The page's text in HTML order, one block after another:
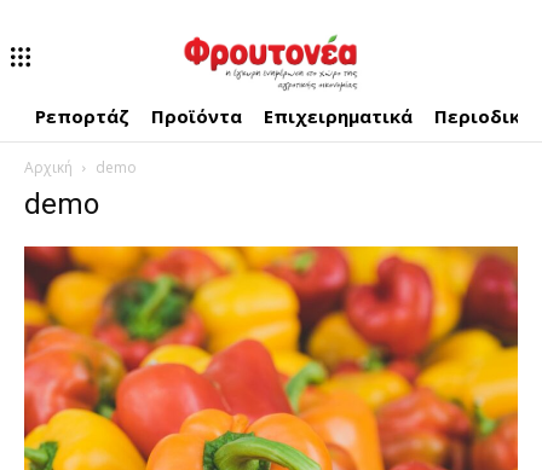
Ρεπορτάζ Προϊόντα Επιχειρηματικά Περιοδικό
Αρχική demo
demo